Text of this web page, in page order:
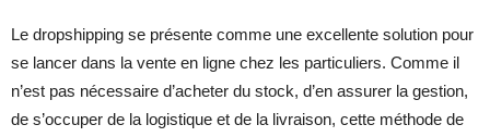
Le dropshipping se présente comme une excellente solution pour
se lancer dans la vente en ligne chez les particuliers. Comme il
n’est pas nécessaire d’acheter du stock, d’en assurer la gestion,
de s’occuper de la logistique et de la livraison, cette méthode de